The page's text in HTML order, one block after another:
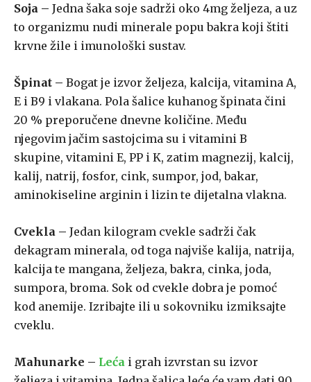
Soja – Jedna šaka soje sadrži oko 4mg željeza, a uz
to organizmu nudi minerale popu bakra koji štiti
krvne žile i imunološki sustav.
Špinat – Bogat je izvor željeza, kalcija, vitamina A,
E i B9 i vlakana. Pola šalice kuhanog špinata čini
20 % preporučene dnevne količine. Među
njegovim jačim sastojcima su i vitamini B
skupine, vitamini E, PP i K, zatim magnezij, kalcij,
kalij, natrij, fosfor, cink, sumpor, jod, bakar,
aminokiseline arginin i lizin te dijetalna vlakna.
Cvekla – Jedan kilogram cvekle sadrži čak
dekagram minerala, od toga najviše kalija, natrija,
kalcija te mangana, željeza, bakra, cinka, joda,
sumpora, broma. Sok od cvekle dobra je pomoć
kod anemije. Izribajte ili u sokovniku izmiksajte
cveklu.
Mahunarke – Leća i grah izvrstan su izvor